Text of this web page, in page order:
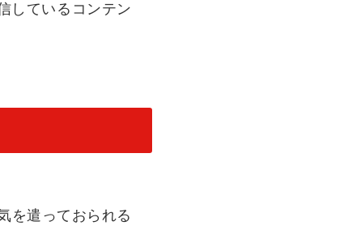
しているコンテン
を遣っておられる